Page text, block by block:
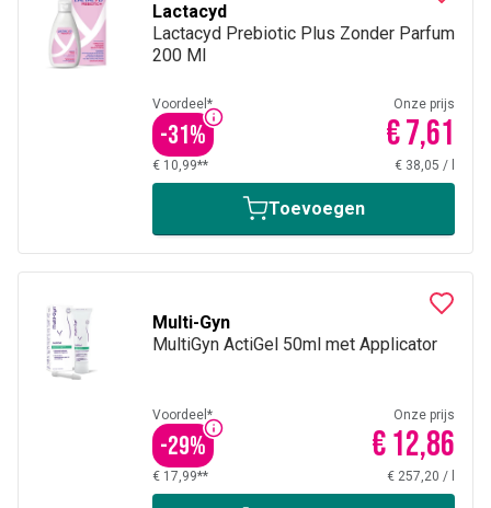
Lactacyd
Lactacyd Prebiotic Plus Zonder Parfum
200 Ml
Voordeel*
-31%
Onze prijs
€ 7,61
€ 10,99** € 38,05 /
Toevoegen
Multi-Gyn
MultiGyn ActiGel 50ml met Applicator
Voordeel*
-29%
Onze prijs
€ 12,86
€ 17,99** € 257,20 /